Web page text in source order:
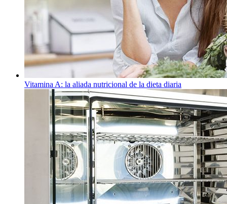
Vitamina A: la aliada nutricional de la dieta diaria